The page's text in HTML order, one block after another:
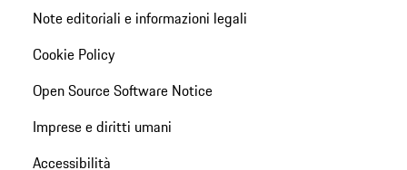
Note editoriali e informazioni legali
Cookie Policy
Open Source Software Notice
Imprese e diritti umani
Accessibilità